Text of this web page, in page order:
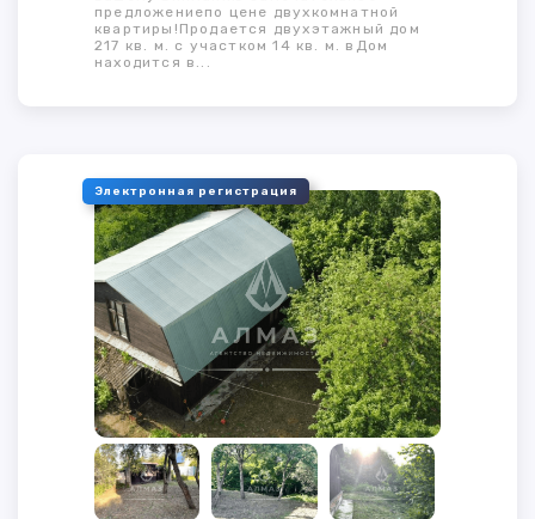
предложениепо цене двухкомнатной
квартиры!Продается двухэтажный дом
217 кв. м. с участком 14 кв. м. вДом
находится в...
Электронная регистрация